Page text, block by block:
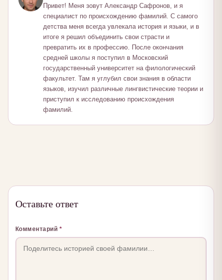
Привет! Меня зовут Александр Сафронов, и я
специалист по происхождению фамилий. С самого
детства меня всегда увлекала история и языки, и в
итоге я решил объединить свои страсти и
превратить их в профессию. После окончания
средней школы я поступил в Московский
государственный университет на филологический
факультет. Там я углубил свои знания в области
языков, изучил различные лингвистические теории и
приступил к исследованию происхождения
фамилий.
Оставьте ответ
Комментарий *